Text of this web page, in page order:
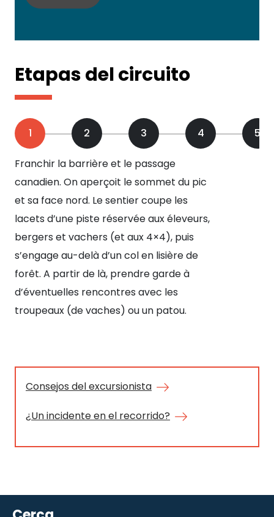
Etapas del circuito
1 2 3 4 5
Franchir la barrière et le passage
canadien. On aperçoit le sommet du pic
et sa face nord. Le sentier coupe les
lacets d’une piste réservée aux éleveurs,
bergers et vachers (et aux 4×4), puis
s’engage au-delà d’un col en lisière de
forêt. A partir de là, prendre garde à
d’éventuelles rencontres avec les
troupeaux (de vaches) ou un patou.
Consejos del excursionista
¿Un incidente en el recorrido?